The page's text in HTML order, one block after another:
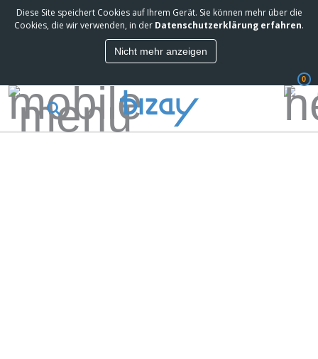
Diese Site speichert Cookies auf Ihrem Gerät. Sie können mehr über die
Cookies, die wir verwenden, in der Datenschutzerklärung erfahren.
Nicht mehr anzeigen
0